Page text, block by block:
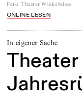
Foto: Theater Winkelwiese
ONLINE LESEN
In eigener Sache